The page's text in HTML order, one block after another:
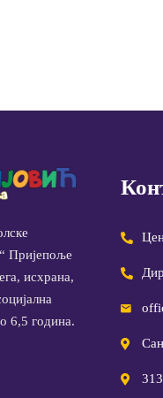
“ Пријепоље
исхрана,
6,5 година.